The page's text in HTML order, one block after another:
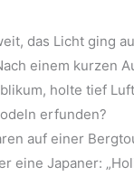
das Licht ging
einem kurzen
holte tief
erfunden?
auf einer
eine Japaner: